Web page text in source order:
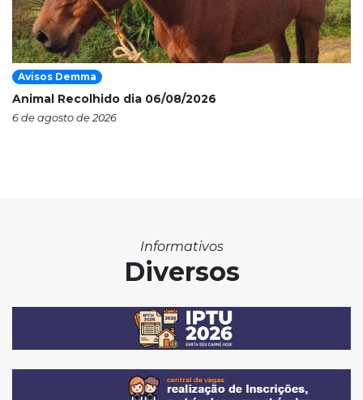
Avisos Demma
Animal Recolhido dia 06/08/2026
6 de agosto de 2026
Informativos
Diversos